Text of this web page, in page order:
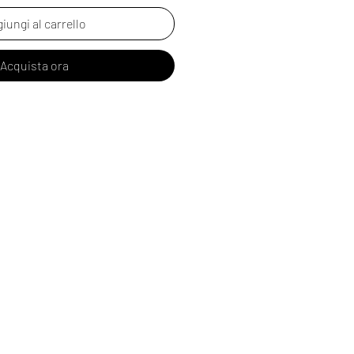
al carrello
Acquista ora